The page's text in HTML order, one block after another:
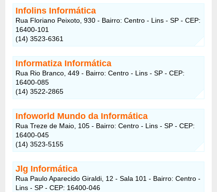
Infolins Informática
Rua Floriano Peixoto, 930 - Bairro: Centro - Lins - SP - CEP:
16400-101
(14) 3523-6361
Informatiza Informática
Rua Rio Branco, 449 - Bairro: Centro - Lins - SP - CEP:
16400-085
(14) 3522-2865
Infoworld Mundo da Informática
Rua Treze de Maio, 105 - Bairro: Centro - Lins - SP - CEP:
16400-045
(14) 3523-5155
Jlg Informática
Rua Paulo Aparecido Giraldi, 12 - Sala 101 - Bairro: Centro -
Lins - SP - CEP: 16400-046